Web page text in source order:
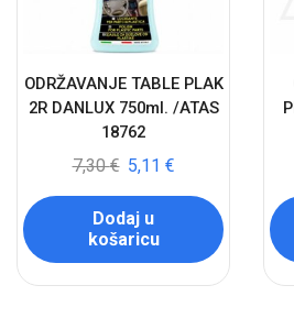
ODRŽAVANJE TABLE PLAK
2R DANLUX 750ml. /ATAS
18762
7,30€ 5,11 €
Dodaj u
košaricu